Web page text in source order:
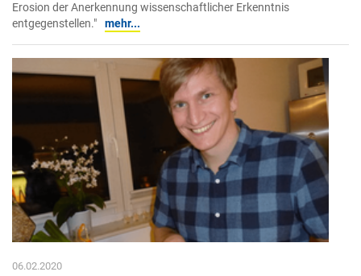
Erosion der Anerkennung wissenschaftlicher Erkenntnis
entgegenstellen." mehr...
06.02.2020